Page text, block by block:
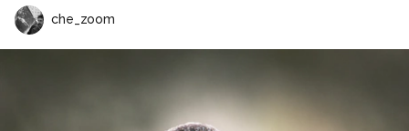
che_zoom